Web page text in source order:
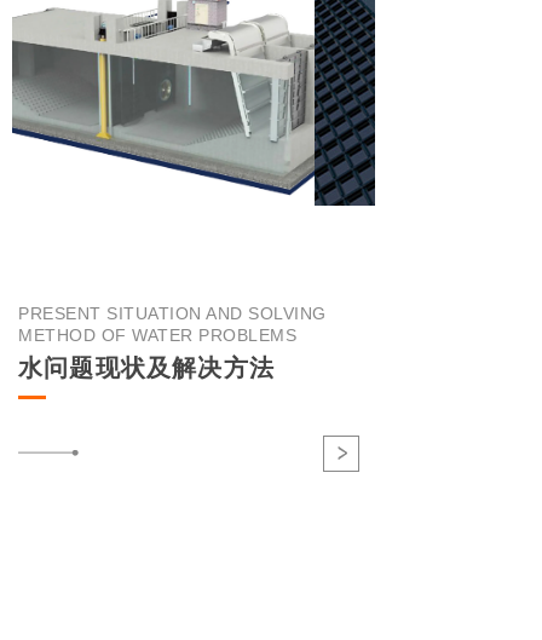
PRESENT SITUATION AND SOLVING
METHOD OF WATER PROBLEMS
水问题现状及解决方法